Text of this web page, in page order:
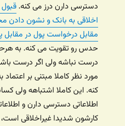
دسترسی دارن درز می کنه.
اخلاقی به بانک و نشون دادن
مقابل درخواست پول در مقابل
حدس رو تقویت می کنه. به
درست نباشه ولی اگر درست
مورد نظر کاملا مبتنی بر اعتماد
کنه. این کاملا اشتباهه ولی
اطلاعاتی دسترسی دارن و
کارشون شدیدا غیراخلاقی